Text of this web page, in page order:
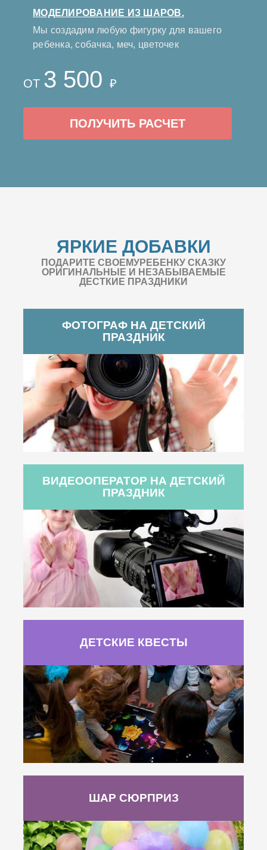
МОДЕЛИРОВАНИЕ ИЗ ШАРОВ.
Мы создадим любую фигурку для вашего
ребенка, собачка, меч, цветочек
ОТ 3 500 ₽
ПОЛУЧИТЬ РАСЧЕТ
ЯРКИЕ ДОБАВКИ
ПОДАРИТЕ СВОЕМУРЕБЕНКУ СКАЗКУ
ОРИГИНАЛЬНЫЕ И НЕЗАБЫВАЕМЫЕ
ДЕСТКИЕ ПРАЗДНИКИ
ФОТОГРАФ НА ДЕТСКИЙ
ПРАЗДНИК
ВИДЕООПЕРАТОР НА ДЕТСКИЙ
ПРАЗДНИК
ДЕТСКИЕ КВЕСТЫ
ШАР СЮРПРИЗ